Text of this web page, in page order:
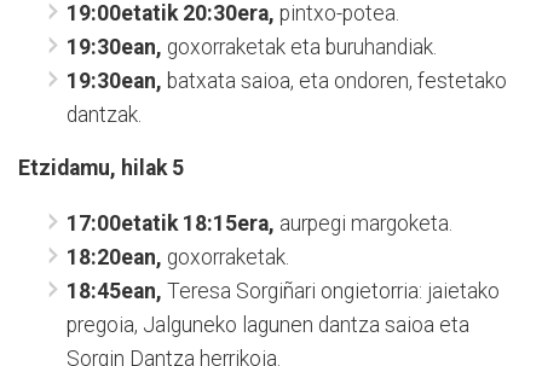
19:00etatik 20:30era, pintxo-potea.
19:30ean, goxorraketak eta buruhandiak.
19:30ean, batxata saioa, eta ondoren, festetako
dantzak.
Etzidamu, hilak 5
17:00etatik 18:15era, aurpegi margoketa.
18:20ean, goxorraketak.
18:45ean, Teresa Sorgiñari ongietorria: jaietako
pregoia, Jalguneko lagunen dantza saioa eta
Sorgin Dantza herrikoia.